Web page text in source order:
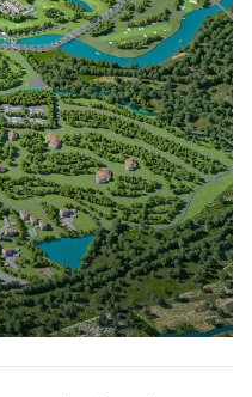
cấp ngày 24.3.2020
Thanh Niên. Cấm sao chép
thuận bằng văn bản.